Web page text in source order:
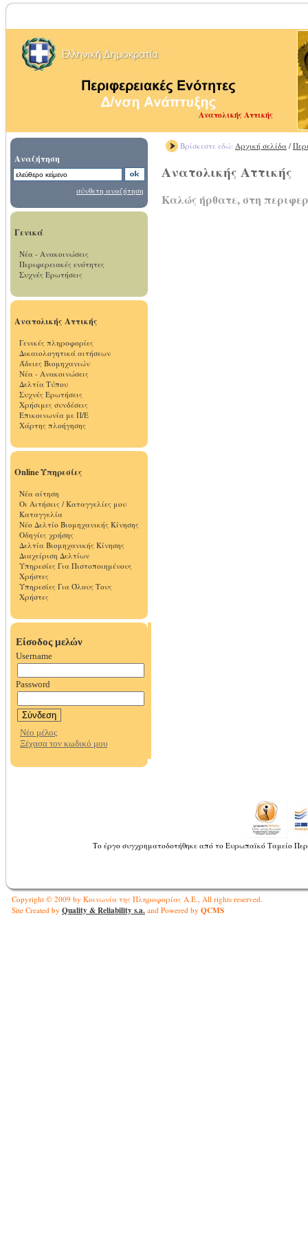
Ανατολικής Αττικής
Αναζήτηση
σύνθετη αναζήτηση
Γενικά
Νέα - Ανακοινώσεις
Περιφερειακές ενότητες
Συχνές Ερωτήσεις
Ανατολικής Αττικής
Γενικές πληροφορίες
Δικαιολογητικά αιτήσεων
Άδειες Βιομηχανιών
Νέα - Ανακοινώσεις
Δελτία Τύπου
Συχνές Ερωτήσεις
Χρήσιμες συνδέσεις
Επικοινωνία με Π/Ε
Χάρτης πλοήγησης
Online Υπηρεσίες
Νέα αίτηση
Οι Αιτήσεις / Καταγγελίες μου
Καταγγελία
Νέο Δελτίο Βιομηχανικής Κίνησης
Οδηγίες χρήσης
Δελτία Βιομηχανικής Κίνησης
Διαχείριση Δελτίων
Υπηρεσίες Για Πιστοποιημένους
Χρήστες
Υπηρεσίες Για Όλους Τους
Χρήστες
Βρίσκεστε εδώ: Αρχική σελίδα /
Ανατολικής Αττικής
Καλώς ήρθατε, στη
Το έργο συγχρηματοδοτήθηκε από το Ευρωπαϊκό Ταμείο
Copyright © 2009 by Κοινωνία της Πληροφορίας Α.Ε., All rights reserved.
Site Created by Quality & Reliability s.a. and Powered by QCMS